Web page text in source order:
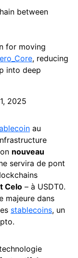
between
for moving
, reducing
into deep
2025
au
nouveau
servira de pont
Celo – à USDT0.
majeure dans
stablecoins, un